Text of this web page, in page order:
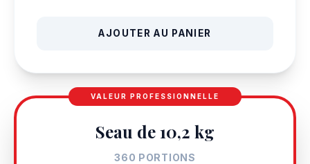
AJOUTER AU PANIER
VALEUR PROFESSIONNELLE
Seau de 10,2 kg
360 PORTIONS